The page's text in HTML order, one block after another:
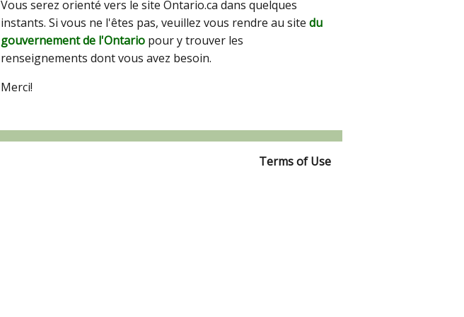
Vous serez orienté vers le site Ontario.ca dans quelques
instants. Si vous ne l'êtes pas, veuillez vous rendre au site du
gouvernement de l'Ontario pour y trouver les
renseignements dont vous avez besoin.
Merci!
Terms of Use